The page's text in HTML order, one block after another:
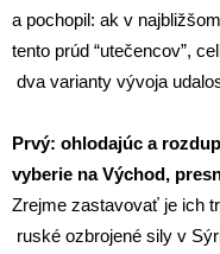
a pochopil: ak v
tento prúd “utečencov”,
dva varianty vývoja
Prvý: ohlodajúc a
vyberie na Východ,
Zrejme zastavovať je ich
ruské ozbrojené sily v